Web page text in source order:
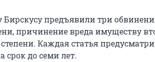
предъявили три
причинение вреда имуществу
Каждая статья
срок до семи лет.